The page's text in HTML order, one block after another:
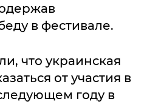
в фестивале.
что украинская
от участия в
году в